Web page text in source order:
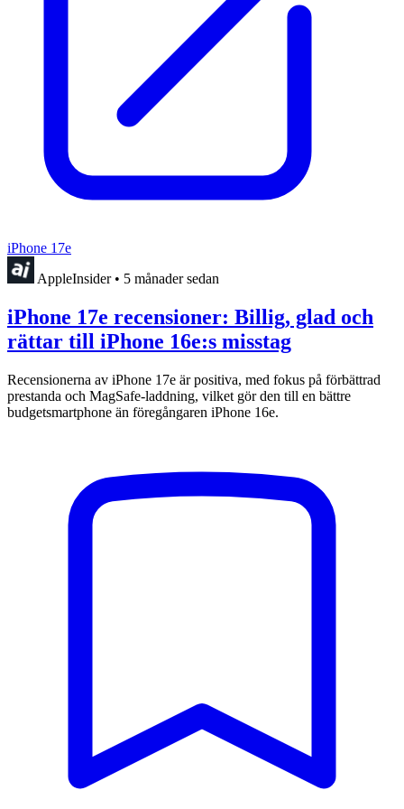
iPhone 17e
AppleInsider • 5 månader sedan
iPhone 17e recensioner: Billig, glad och
rättar till iPhone 16e:s misstag
Recensionerna av iPhone 17e är positiva, med fokus på förbättrad
prestanda och MagSafe-laddning, vilket gör den till en bättre
budgetsmartphone än föregångaren iPhone 16e.